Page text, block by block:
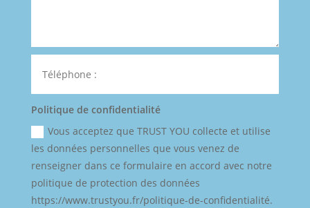
Politique de confidentialité
Vous acceptez que TRUST YOU collecte et utilise
les données personnelles que vous venez de
renseigner dans ce formulaire en accord avec notre
politique de protection des données
https://www.trustyou.fr/politique-de-confidentialité.